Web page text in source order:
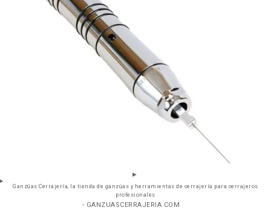
Ganzúas Cerrajería, la tienda de ganzúas y herramientas de cerrajería para cerrajeros
profesionales
- GANZUASCERRAJERIA.COM